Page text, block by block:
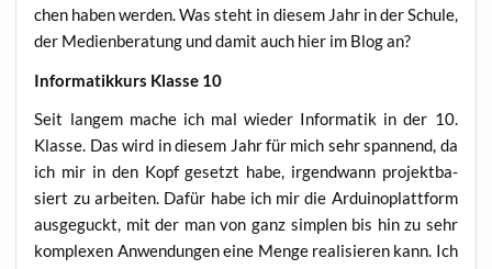
chen haben wer­den. Was steht in die­sem Jahr in der Schu­le,
der Medi­en­be­ra­tung und damit auch hier im Blog an?
Infor­ma­tik­kurs Klas­se 10
Seit lan­gem mache ich mal wie­der Infor­ma­tik in der 10.
Klas­se. Das wird in die­sem Jahr für mich sehr span­nend, da
ich mir in den Kopf gesetzt habe, irgend­wann pro­jekt­ba­
siert zu arbei­ten. Dafür habe ich mir die Ardui­no­platt­form
aus­ge­guckt, mit der man von ganz simp­len bis hin zu sehr
kom­ple­xen Anwen­dun­gen eine Men­ge rea­li­sie­ren kann. Ich